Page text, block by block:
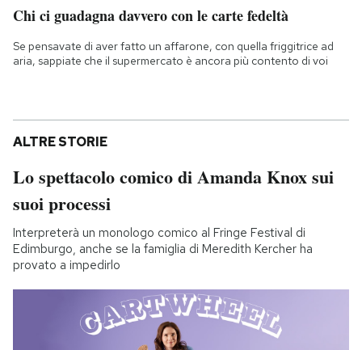
Chi ci guadagna davvero con le carte fedeltà
Se pensavate di aver fatto un affarone, con quella friggitrice ad
aria, sappiate che il supermercato è ancora più contento di voi
ALTRE STORIE
Lo spettacolo comico di Amanda Knox sui
suoi processi
Interpreterà un monologo comico al Fringe Festival di
Edimburgo, anche se la famiglia di Meredith Kercher ha
provato a impedirlo